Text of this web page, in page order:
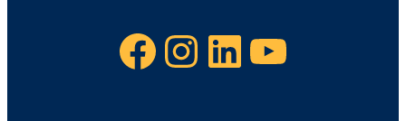
Facebook Instagram LinkedIn YouTube